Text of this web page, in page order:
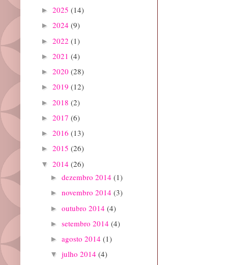
► 2025 (14)
► 2024 (9)
► 2022 (1)
► 2021 (4)
► 2020 (28)
► 2019 (12)
► 2018 (2)
► 2017 (6)
► 2016 (13)
► 2015 (26)
▼ 2014 (26)
► dezembro 2014 (1)
► novembro 2014 (3)
► outubro 2014 (4)
► setembro 2014 (4)
► agosto 2014 (1)
▼ julho 2014 (4)